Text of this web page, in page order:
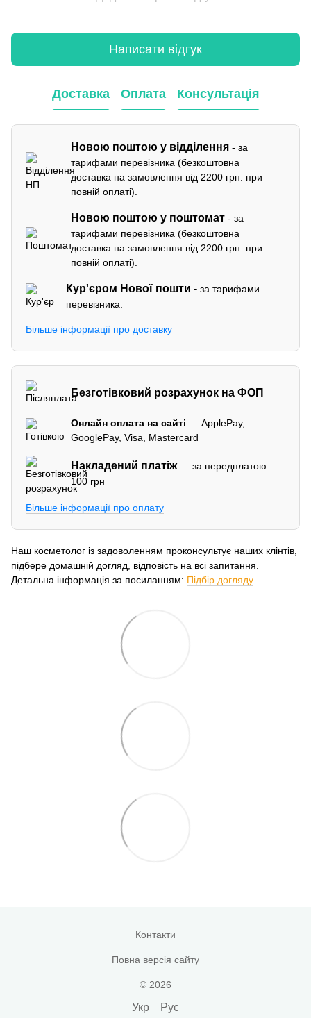
Написати відгук
Доставка Оплата Консультація
Новою поштою у відділення - за
тарифами перевізника (безкоштовна
доставка на замовлення від 2200 грн. при
повній оплаті).
Новою поштою у поштомат - за
тарифами перевізника (безкоштовна
доставка на замовлення від 2200 грн. при
повній оплаті).
Кур'єром Нової пошти -за тарифами
перевізника.
Більше інформації про доставку
Безготівковий розрахунок на ФОП
Онлайн оплата на сайті — ApplePay,
GooglePay, Visa, Mastercard
Накладений платіж— за передплатою
100 грн
Більше інформації про оплату
Наш косметолог із задоволенням проконсультує наших клінтів,
підбере домашній догляд, відповість на всі запитання.
Детальна інформація за посиланням: Підбір догляду
Контакти
Повна версія сайту
© 2026
Укр Рус